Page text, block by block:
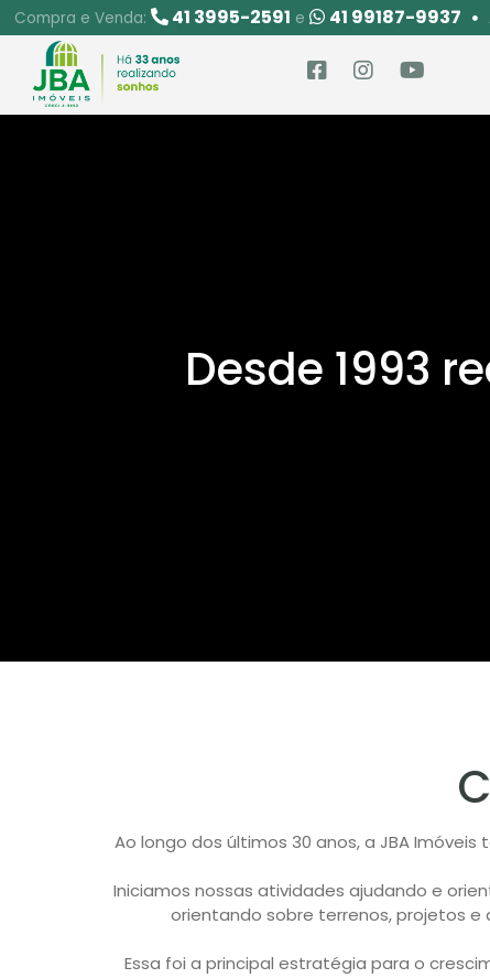
Compra e Venda: 41 3995-2591 e 41 99187-9937
Desde 1993
Ao longo dos últimos 30 anos, a JBA
Iniciamos nossas atividades ajudando e
orientando sobre terrenos, projetos e
Essa foi a principal estratégia para o